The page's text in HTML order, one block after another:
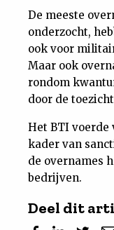
De meeste
onderzocht,
ook voor
Maar ook
rondom
door de
Het BTI voerde
kader van
de overnames
bedrijven.
Deel dit